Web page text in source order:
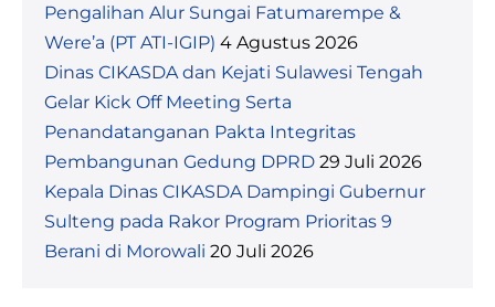
Pengalihan Alur Sungai Fatumarempe &
Were’a (PT ATI-IGIP) 4 Agustus 2026
Dinas CIKASDA dan Kejati Sulawesi Tengah
Gelar Kick Off Meeting Serta
Penandatanganan Pakta Integritas
Pembangunan Gedung DPRD 29 Juli 2026
Kepala Dinas CIKASDA Dampingi Gubernur
Sulteng pada Rakor Program Prioritas 9
Berani di Morowali 20 Juli 2026